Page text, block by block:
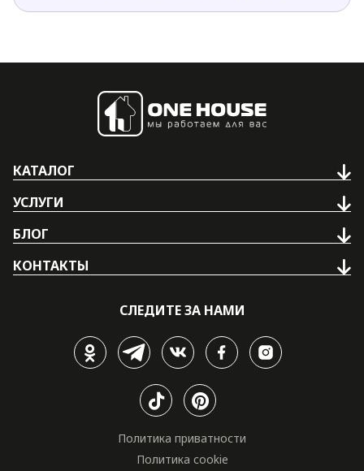
КАТАЛОГ
УСЛУГИ
БЛОГ
КОНТАКТЫ
СЛЕДИТЕ ЗА НАМИ
Политика приватности
Политика cookie